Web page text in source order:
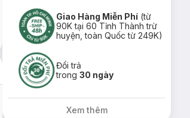
Giao Hàng Miễn Phí (từ
90K tại 60 Tỉnh Thành trừ
huyện, toàn Quốc từ 249K)
Đổi trả
trong30 ngày
Xem thêm